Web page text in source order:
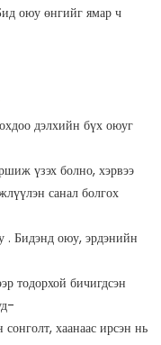
оюу өнгийг ямар ч
дэлхийн бүх оюуг
үзэх болно, хэрвээ
санал болгох
. Бидэнд оюу, эрдэнийн
тодорхой бичигдсэн
хаанаас ирсэн нь